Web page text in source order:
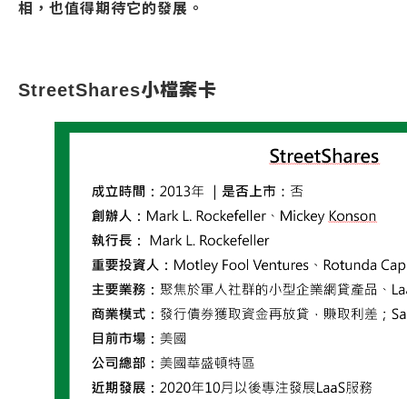
相，也值得期待它的發展。
StreetShares小檔案卡